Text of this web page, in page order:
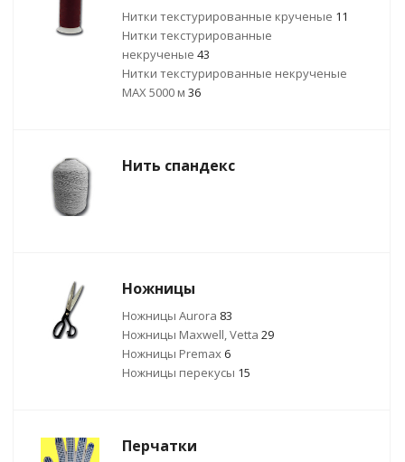
Нитки текстурированные крученые 11
Нитки текстурированные
некрученые 43
Нитки текстурированные некрученые
MAX 5000 м 36
Нить спандекс
Ножницы
Ножницы Aurora 83
Ножницы Maxwell, Vetta 29
Ножницы Premax 6
Ножницы перекусы 15
Перчатки